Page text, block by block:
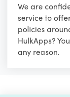
We are
service to
policies
HulkApps?
any reason.